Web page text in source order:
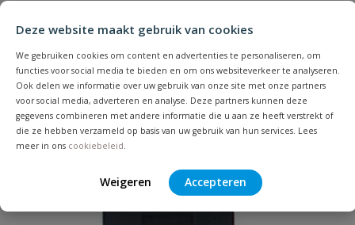
Deze website maakt gebruik van cookies
We gebruiken cookies om content en advertenties te personaliseren, om
functies voor social media te bieden en om ons websiteverkeer te analyseren.
Ook delen we informatie over uw gebruik van onze site met onze partners
voor social media, adverteren en analyse. Deze partners kunnen deze
gegevens combineren met andere informatie die u aan ze heeft verstrekt of
die ze hebben verzameld op basis van uw gebruik van hun services. Lees
meer in ons cookiebeleid
Weigeren Accepteren
mm x 1'' x 32 mm
Uw waardering: